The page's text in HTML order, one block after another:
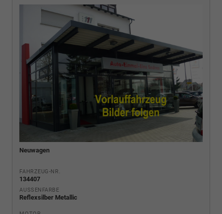
Neuwagen
FAHRZEUG-NR.
134407
AUSSENFARBE
Reflexsilber Metallic